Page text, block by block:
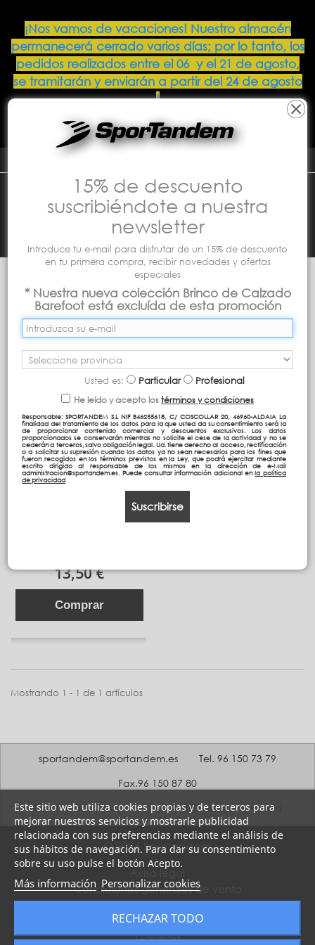
¡Nos vamos de vacaciones! Nuestro almacén
permanecerá cerrado varios días; por lo tanto, los
pedidos realizados entre el 06 y el 21 de agosto,
se tramitarán y enviarán a partir del 24 de agosto
!
Lamentamos las molestias y
agradecemos su comprensión.
15% de descuento
suscribiéndote a nuestra
newsletter
Introduce tu e-mail para disfrutar de un 15% de descuento
en tu primera compra, recibir novedades y ofertas
especiales
* Nuestra nueva colección Brinco de Calzado
Barefoot está excluída de esta promoción
Usted es: Particular Profesional
He leído y acepto los términos y condiciones
Responsable: SPORTANDEM S.L NIF B46255618, C/ COSCOLLAR 20, 46960-ALDAIA La
finalidad del tratamiento de los datos para la que usted da su consentimiento será la
de proporcionar contenido comercial y descuentos exclusivos. Los datos
proporcionados se conservarán mientras no solicite el cese de la actividad y no se
cederán a terceros, salvo obligación legal. Ud. tiene derecho al acceso, rectificación
o a solicitar su supresión cuando los datos ya no sean necesarios para los fines que
fueron recogidos en los términos previstos en la Ley, que podrá ejercitar mediante
escrito dirigido al responsable de los mismos en la dirección de e-Mail
administracion@sportandem.es. Puede consultar información adicional enla política
de privacidad
Suscribirse
Tandem Colecciones Escolares
Happen
Ordenar por
Mostrando 1 - 1 de 1 artículos
13,50 €
Comprar
Mostrando 1 - 1 de 1 artículos
sportandem@sportandem.es Tel. 96 150 73 79
Fax.96 150 87 80
Camino del Coscollar, 18-20 46960 Aldaia Valencia
Este sitio web utiliza cookies propias y de terceros para
mejorar nuestros servicios y mostrarle publicidad
relacionada con sus preferencias mediante el análisis de
sus hábitos de navegación. Para dar su consentimiento
sobre su uso pulse el botón Acepto.
Más información Personalizar cookies
RECHAZAR TODO
© 2026 Sportandem
Aviso legal
Condiciones generales de venta
Política de Cookies
Garantía